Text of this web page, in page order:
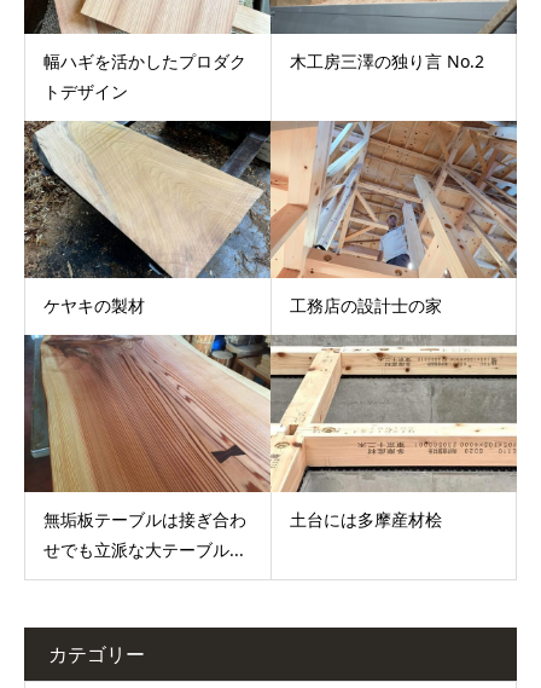
幅ハギを活かしたプロダク
トデザイン
木工房三澤の独り言 No.2
ケヤキの製材 工務店の設計士の家
無垢板テーブルは接ぎ合わ
せでも立派な大テーブル...
土台には多摩産材桧
カテゴリー